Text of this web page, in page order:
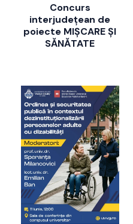
Concurs
interjudețean de
poiecte MIȘCARE ȘI
SĂNĂTATE